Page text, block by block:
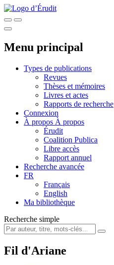
Menu principal
Types de publications
Revues
Thèses et mémoires
Livres et actes
Rapports de recherche
Connexion
À propos À propos
Érudit
Coalition Publica
Libre accès
Rapport annuel
Recherche avancée
FR
Français
English
Ma bibliothèque
Recherche simple
Fil d'Ariane